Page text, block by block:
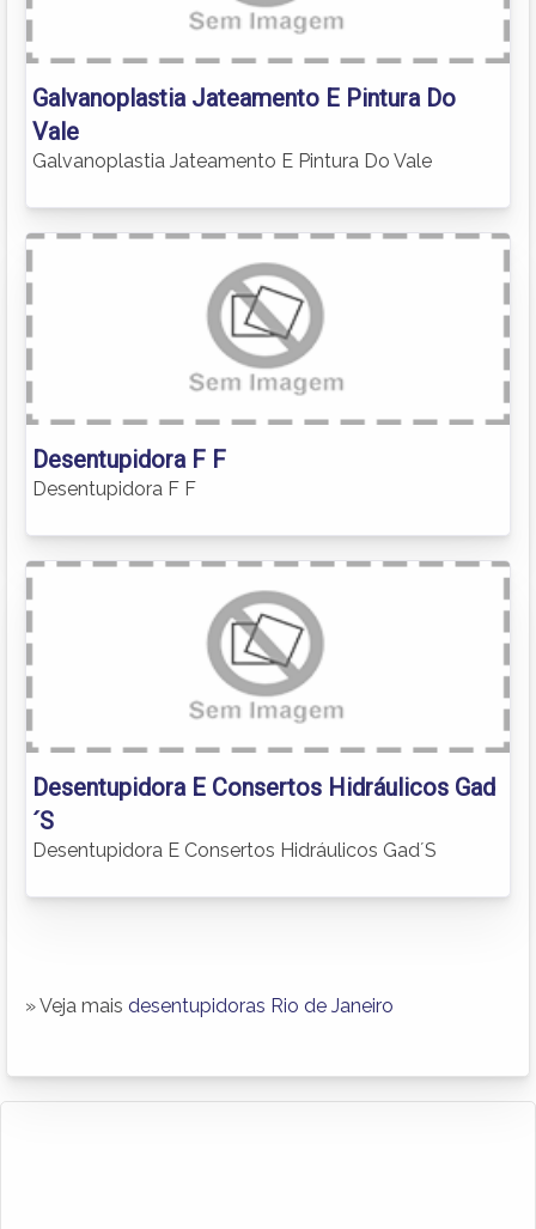
Galvanoplastia Jateamento E Pintura Do
Vale
Galvanoplastia Jateamento E Pintura Do Vale
Desentupidora F F
Desentupidora F F
Desentupidora E Consertos Hidráulicos Gad
´S
Desentupidora E Consertos Hidráulicos Gad´S
» Veja mais desentupidoras Rio de Janeiro